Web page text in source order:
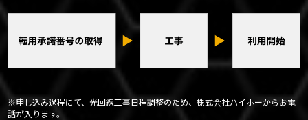
※申し込み過程にて、光回線工事日程調整のため、株式会社ハイホーからお電
話が入ります。